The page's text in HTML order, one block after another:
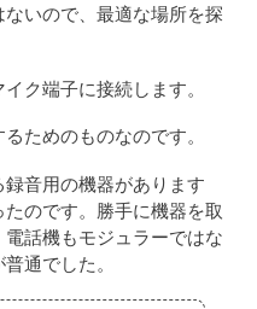
いので、最適な場所を探
ク端子に接続します。
ためのものなのです。
音用の機器があります
のです。勝手に機器を取
話機もモジュラーではな
通でした。